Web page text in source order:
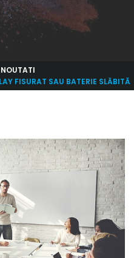
NOUTATI
FISURAT SAU BATERIE SLĂBITĂ